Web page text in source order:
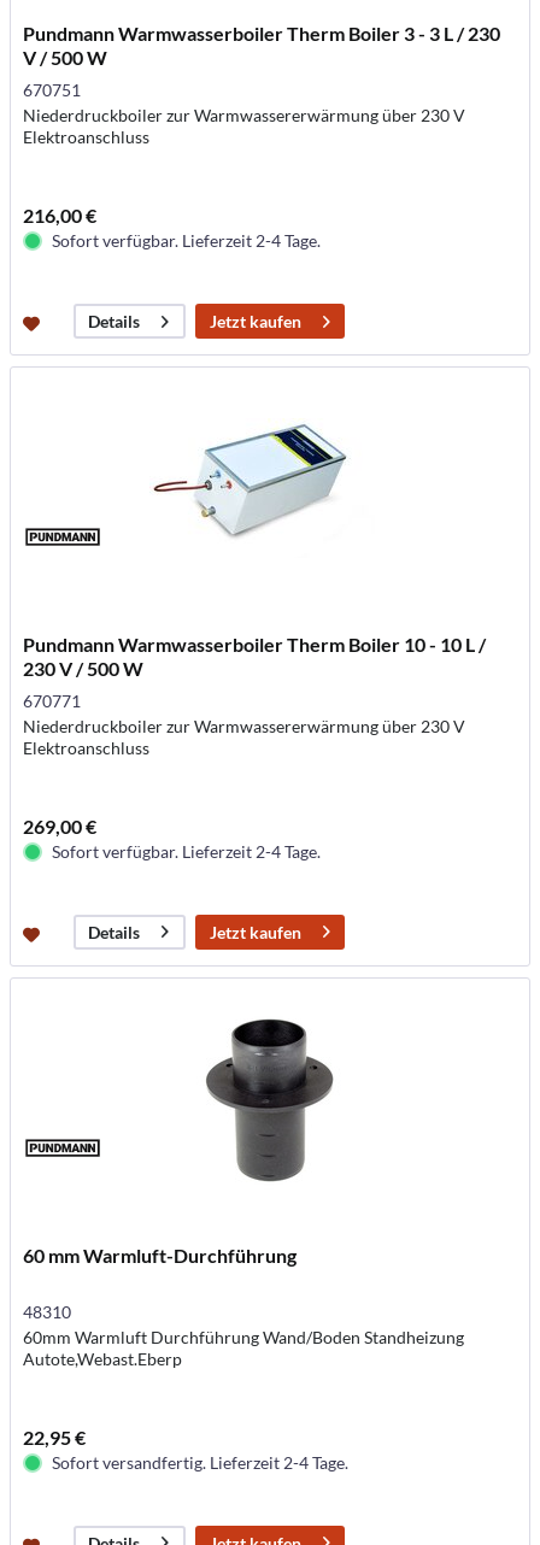
Pundmann Warmwasserboiler Therm Boiler 3 - 3 L / 230
V / 500 W
670751
Niederdruckboiler zur Warmwassererwärmung über 230 V
Elektroanschluss
216,00 €
Sofort verfügbar. Lieferzeit 2-4 Tage.
Details Jetzt kaufen
Pundmann Warmwasserboiler Therm Boiler 10 - 10 L /
230 V / 500 W
670771
Niederdruckboiler zur Warmwassererwärmung über 230 V
Elektroanschluss
269,00 €
Sofort verfügbar. Lieferzeit 2-4 Tage.
Details Jetzt kaufen
60 mm Warmluft-Durchführung
48310
60mm Warmluft Durchführung Wand/Boden Standheizung
Autote,Webast.Eberp
22,95 €
Sofort versandfertig. Lieferzeit 2-4 Tage.